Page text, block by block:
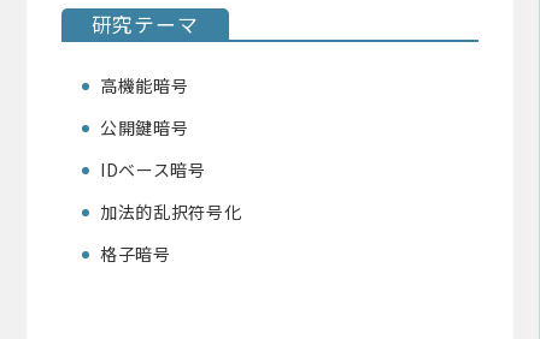
研究テーマ
高機能暗号
公開鍵暗号
IDベース暗号
加法的乱択符号化
格子暗号